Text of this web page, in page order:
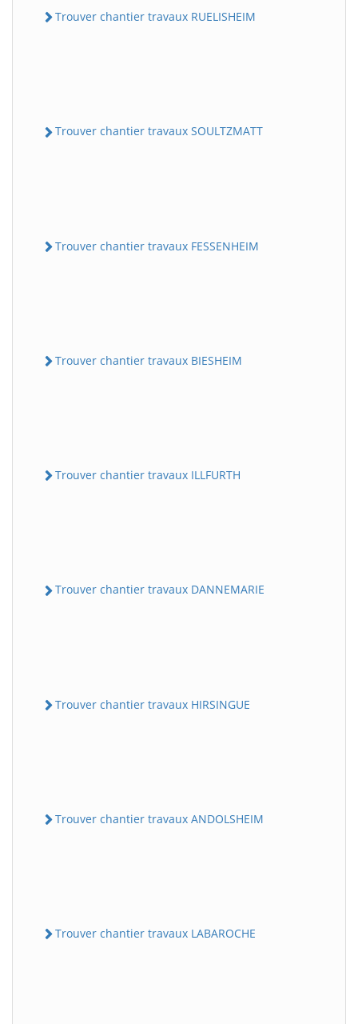
Trouver chantier travaux RUELISHEIM
Trouver chantier travaux SOULTZMATT
Trouver chantier travaux FESSENHEIM
Trouver chantier travaux BIESHEIM
Trouver chantier travaux ILLFURTH
Trouver chantier travaux DANNEMARIE
Trouver chantier travaux HIRSINGUE
Trouver chantier travaux ANDOLSHEIM
Trouver chantier travaux LABAROCHE